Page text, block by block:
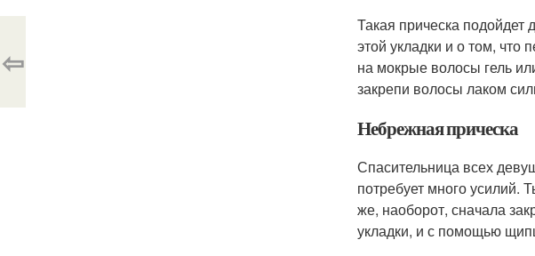
Такая прическа
этой укладки и о том, что
на мокрые волосы гель
закрепи волосы лаком
Небрежная прическа
Спасительница всех
потребует много усилий.
же, наоборот, сначала
укладки, и с помощью
⇦